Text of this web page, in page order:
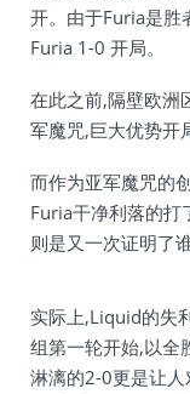
开。由于Furia是胜
Furia 1-0 开局。
在此之前,隔壁欧洲
军魔咒,巨大优势开
而作为亚军魔咒的
Furia干净利落的打
则是又一次证明了
实际上,Liquid的失
组第一轮开始,以全
淋漓的2-0更是让人